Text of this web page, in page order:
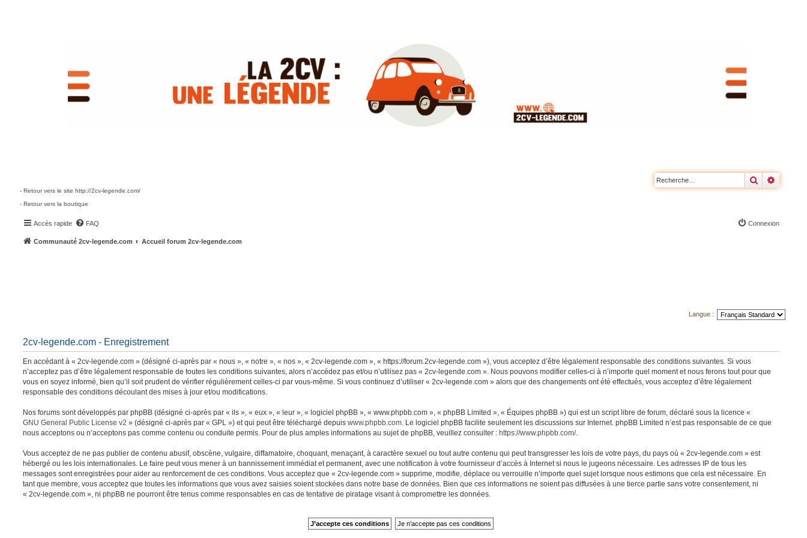
Rechercher
- Retour vers le site http://2cv-legende.com/
- Retour vers la boutique
Accès rapide FAQ Connexion
Communauté 2cv-legende.com Accueil forum 2cv-legende.com
Langue :
2cv-legende.com - Enregistrement
En accédant à « 2cv-legende.com » (désigné ci-après par « nous », « notre », « nos », « 2cv-legende.com », « https://forum.2cv-legende.com »), vous acceptez d’être légalement responsable des conditions suivantes. Si vous
n’acceptez pas d’être légalement responsable de toutes les conditions suivantes, alors n’accédez pas et/ou n’utilisez pas « 2cv-legende.com ». Nous pouvons modifier celles-ci à n’importe quel moment et nous ferons tout pour que
vous en soyez informé, bien qu’il soit prudent de vérifier régulièrement celles-ci par vous-même. Si vous continuez d’utiliser « 2cv-legende.com » alors que des changements ont été effectués, vous acceptez d’être légalement
responsable des conditions découlant des mises à jour et/ou modifications.
Nos forums sont développés par phpBB (désigné ci-après par « ils », « eux », « leur », « logiciel phpBB », « www.phpbb.com », « phpBB Limited », « Équipes phpBB ») qui est un script libre de forum, déclaré sous la licence «
GNU General Public License v2 » (désigné ci-après par « GPL ») et qui peut être téléchargé depuis www.phpbb.com. Le logiciel phpBB facilite seulement les discussions sur Internet. phpBB Limited n’est pas responsable de ce que
nous acceptons ou n’acceptons pas comme contenu ou conduite permis. Pour de plus amples informations au sujet de phpBB, veuillez consulter : https://www.phpbb.com/.
Vous acceptez de ne pas publier de contenu abusif, obscène, vulgaire, diffamatoire, choquant, menaçant, à caractère sexuel ou tout autre contenu qui peut transgresser les lois de votre pays, du pays où « 2cv-legende.com » est
hébergé ou les lois internationales. Le faire peut vous mener à un bannissement immédiat et permanent, avec une notification à votre fournisseur d’accès à Internet si nous le jugeons nécessaire. Les adresses IP de tous les
messages sont enregistrées pour aider au renforcement de ces conditions. Vous acceptez que « 2cv-legende.com » supprime, modifie, déplace ou verrouille n’importe quel sujet lorsque nous estimons que cela est nécessaire. En
tant que membre, vous acceptez que toutes les informations que vous avez saisies soient stockées dans notre base de données. Bien que ces informations ne soient pas diffusées à une tierce partie sans votre consentement, ni
« 2cv-legende.com », ni phpBB ne pourront être tenus comme responsables en cas de tentative de piratage visant à compromettre les données.